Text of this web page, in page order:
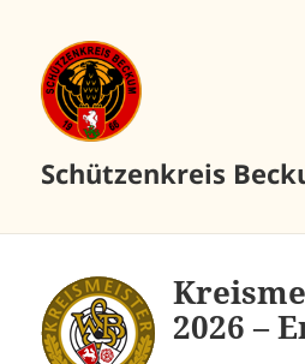
Schützenkreis
2026 –